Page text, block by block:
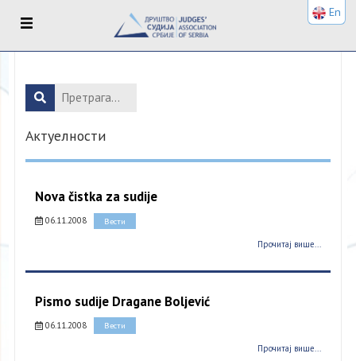
Актуелности
Nova čistka za sudije
06.11.2008 Вести
Прочитај више...
Pismo sudije Dragane Boljević
06.11.2008 Вести
Прочитај више...
En